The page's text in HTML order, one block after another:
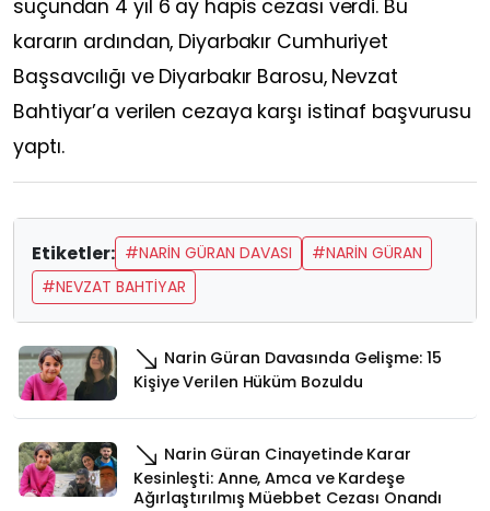
suçundan 4 yıl 6 ay hapis cezası verdi. Bu
kararın ardından, Diyarbakır Cumhuriyet
Başsavcılığı ve Diyarbakır Barosu, Nevzat
Bahtiyar’a verilen cezaya karşı istinaf başvurusu
yaptı.
Etiketler: #NARIN GÜRAN DAVASI
#NARIN GÜRAN
#NEVZAT BAHTIYAR
Narin Güran Davasında Gelişme: 15
Kişiye Verilen Hüküm Bozuldu
Narin Güran Cinayetinde Karar
Kesinleşti: Anne, Amca ve Kardeşe
Ağırlaştırılmış Müebbet Cezası Onandı